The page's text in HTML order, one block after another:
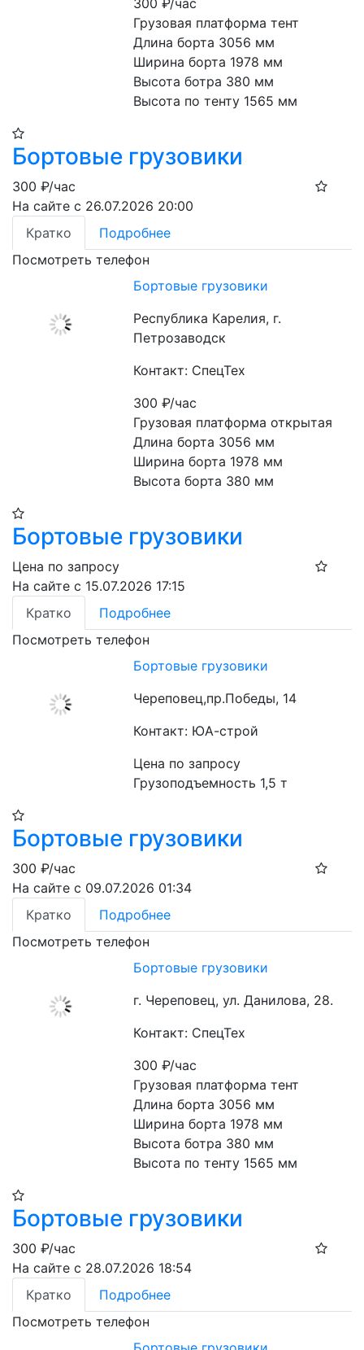
300₽/час
Грузовая платформа тент
Длина борта 3056 мм
Ширина борта 1978 мм
Высота ботра 380 мм
Высота по тенту 1565 мм
Бортовые грузовики
300 ₽/час
На сайте с 26.07.2026 20:00
Кратко
Подробнее
Посмотреть телефон
Бортовые грузовики
Республика Карелия, г.
Петрозаводск
Контакт: СпецТех
300₽/час
Грузовая платформа открытая
Длина борта 3056 мм
Ширина борта 1978 мм
Высота борта 380 мм
Бортовые грузовики
Цена по запросу
На сайте с 15.07.2026 17:15
Кратко
Подробнее
Посмотреть телефон
Бортовые грузовики
Череповец,пр.Победы, 14
Контакт: ЮА-строй
Цена по запросу
Грузоподъемность 1,5 т
Бортовые грузовики
300 ₽/час
На сайте с 09.07.2026 01:34
Кратко
Подробнее
Посмотреть телефон
Бортовые грузовики
г. Череповец, ул. Данилова, 28.
Контакт: СпецТех
300₽/час
Грузовая платформа тент
Длина борта 3056 мм
Ширина борта 1978 мм
Высота ботра 380 мм
Высота по тенту 1565 мм
Бортовые грузовики
300 ₽/час
На сайте с 28.07.2026 18:54
Кратко
Подробнее
Посмотреть телефон